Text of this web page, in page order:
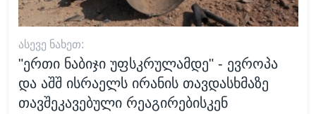
ᲐᲡᲔᲕᲔ ᲜᲐᲮᲔᲗ:
"ერთი ნაბიჯი უფსკრულამდე" - ევროპა
და აშშ ისრაელს ირანის თავდასხმაზე
თავშეკავებული რეაგირებისკენ